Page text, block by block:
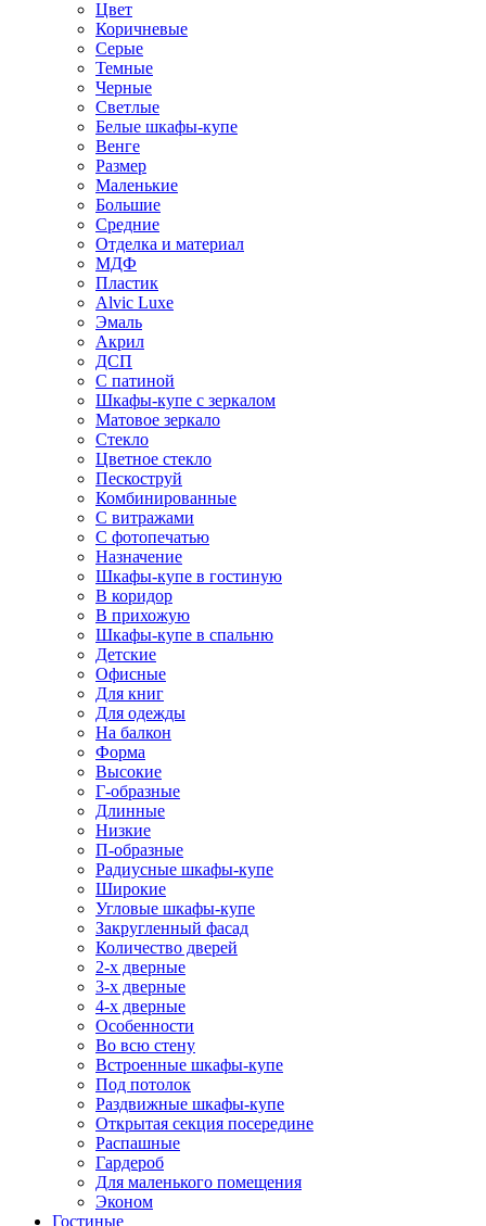
Цвет
Коричневые
Серые
Темные
Черные
Светлые
Белые шкафы-купе
Венге
Размер
Маленькие
Большие
Средние
Отделка и материал
МДФ
Пластик
Alvic Luxe
Эмаль
Акрил
ДСП
С патиной
Шкафы-купе с зеркалом
Матовое зеркало
Стекло
Цветное стекло
Пескоструй
Комбинированные
С витражами
С фотопечатью
Назначение
Шкафы-купе в гостиную
В коридор
В прихожую
Шкафы-купе в спальню
Детские
Офисные
Для книг
Для одежды
На балкон
Форма
Высокие
Г-образные
Длинные
Низкие
П-образные
Радиусные шкафы-купе
Широкие
Угловые шкафы-купе
Закругленный фасад
Количество дверей
2-х дверные
3-х дверные
4-х дверные
Особенности
Во всю стену
Встроенные шкафы-купе
Под потолок
Раздвижные шкафы-купе
Открытая секция посередине
Распашные
Гардероб
Для маленького помещения
Эконом
Гостиные